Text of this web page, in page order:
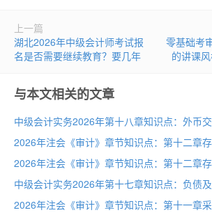
上一篇
湖北2026年中级会计师考试报
名是否需要继续教育？要几年
零基础考
的讲课
与本文相关的文章
中级会计实务2026年第十八章知识点：外币
2026年注会《审计》章节知识点：第十二章
2026年注会《审计》章节知识点：第十二章
中级会计实务2026年第十七章知识点：负债